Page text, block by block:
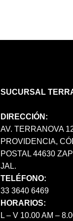
SUCURSAL
DIRECCIÓN:
AV. TERRANOVA
PROVIDENCIA,
POSTAL 44630
JAL.
TELÉFONO:
33 3640 6469
HORARIOS:
L – V 10.00 AM –